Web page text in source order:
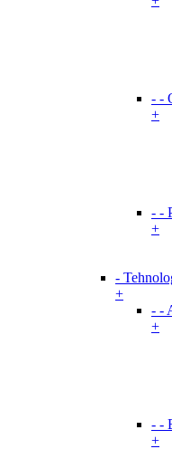
- -
+
- -
+
-
+
- -
+
- -
+